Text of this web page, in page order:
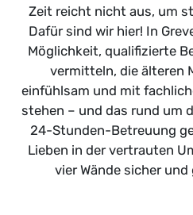
Zeit reicht nicht aus, um
Dafür sind wir hier! In
Möglichkeit, qualifizierte
vermitteln, die älteren
einfühlsam und mit
stehen – und das rund um
24-Stunden-Betreuung
Lieben in der vertrauten
vier Wände sicher